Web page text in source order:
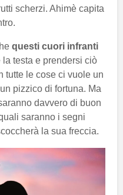
scherzi. Ahimè capita
questi cuori infranti
testa e prendersi ciò
tutte le cose ci vuole un
pizzico di fortuna. Ma
davvero di buon
saranno i segni
la sua freccia.